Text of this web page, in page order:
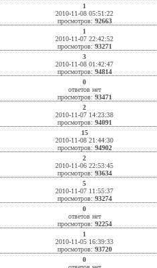
1
2010-11-08 05:51:22
просмотров: 92663
1
2010-11-07 22:42:52
просмотров: 93271
3
2010-11-08 01:42:47
просмотров: 94814
0
ответов нет
просмотров: 93471
2
2010-11-07 14:23:38
просмотров: 94091
15
2010-11-08 21:44:30
просмотров: 94902
2
2010-11-06 22:53:45
просмотров: 93634
5
2010-11-07 11:55:37
просмотров: 93274
0
ответов нет
просмотров: 92254
1
2010-11-05 16:39:33
просмотров: 93720
0